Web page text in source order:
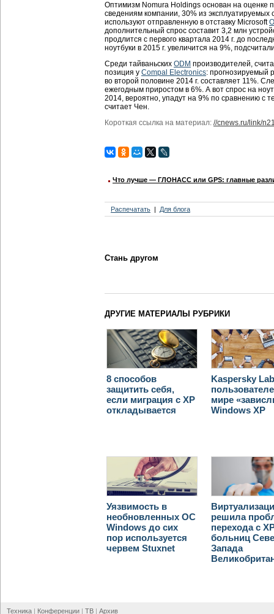
Оптимизм Nomura Holdings основан на оценке
сведениям компании, 30% из эксплуатируемых
используют отправленную в отставку Microsoft
дополнительный спрос составит 3,2 млн
продлится с первого квартала 2014 г. до
ноутбуки в 2015 г. увеличится на 9%,
Среди тайваньских ODM производителей,
позиция у Compal Electronics: прогнозируемый
во второй половине 2014 г. составляет 11%.
ежегодным приростом в 6%. А вот спрос на
2014, вероятно, упадут на 9% по сравнению с
считает Чен.
Короткая ссылка на материал: //cnews.ru/link/
Что лучше — ГЛОНАСС или GPS: главные
Распечатать Для блога
Стань другом
ДРУГИЕ МАТЕРИАЛЫ РУБРИКИ
8 способов
защитить себя,
если миграция с XP
откладывается
Kaspersky
мире
Windows XP
Уязвимость в
необновленных ОС
Windows до сих
пор используется
червем Stuxnet
решила
перехода с
больниц
Запада
Техника Конференции ТВ Архив